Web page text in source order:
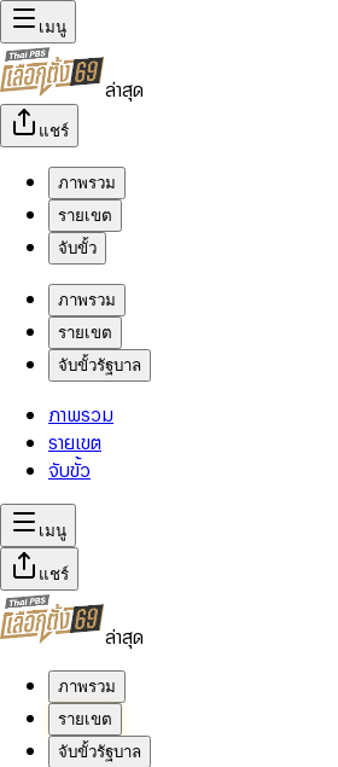
เมนู
ล่าสุด
แชร์
ภาพรวม
รายเขต
จับขั้ว
ภาพรวม
รายเขต
จับขั้วรัฐบาล
ภาพรวม
รายเขต
จับขั้ว
เมนู
แชร์
ล่าสุด
ภาพรวม
รายเขต
จับขั้วรัฐบาล